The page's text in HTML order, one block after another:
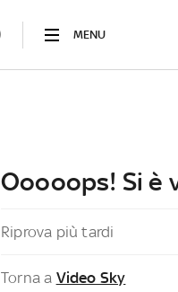
MENU
Ooooops! Si è
Riprova più tardi
Torna a Video Sky